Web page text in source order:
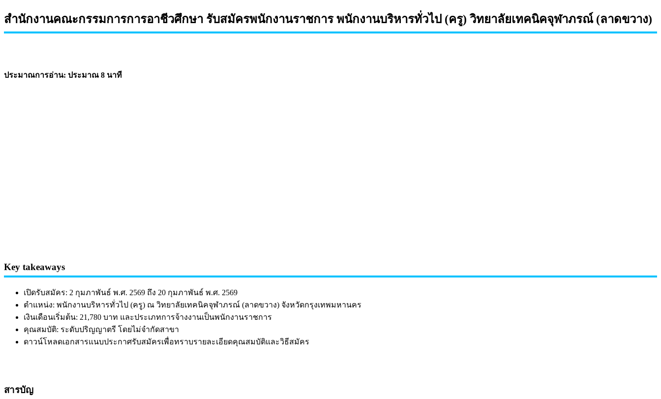
สำนักงานคณะกรรมการการอาชีวศึกษา รับสมัครพนักงานราชการ พนักงานบริหารทั่วไป (ครู) วิทยาลัยเทคนิคจุฬาภรณ์ (ลาดขวาง)
ประมาณการอ่าน: ประมาณ 8 นาที
Key takeaways
เปิดรับสมัคร: 2 กุมภาพันธ์ พ.ศ. 2569 ถึง 20 กุมภาพันธ์ พ.ศ. 2569
ตำแหน่ง: พนักงานบริหารทั่วไป (ครู) ณ วิทยาลัยเทคนิคจุฬาภรณ์ (ลาดขวาง) จังหวัดกรุงเทพมหานคร
เงินเดือนเริ่มต้น: 21,780 บาท และประเภทการจ้างงานเป็นพนักงานราชการ
คุณสมบัติ: ระดับปริญญาตรี โดยไม่จำกัดสาขา
ดาวน์โหลดเอกสารแนบประกาศรับสมัครเพื่อทราบรายละเอียดคุณสมบัติและวิธีสมัคร
สารบัญ